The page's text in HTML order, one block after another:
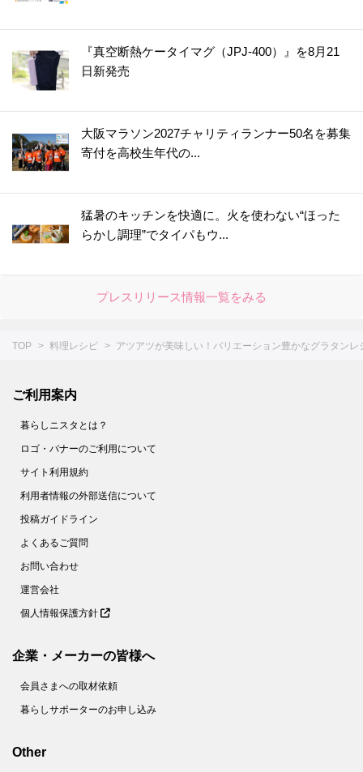
『真空断熱ケータイマグ（JPJ-400）』を8月21
日新発売
大阪マラソン2027チャリティランナー50名を募集
寄付を高校生年代の...
猛暑のキッチンを快適に。火を使わない“ほった
らかし調理”でタイパもウ...
プレスリリース情報一覧をみる
TOP 料理レシピ アツアツが美味しい！バリエーション豊かなグラタンレ
ご利用案内
暮らしニスタとは？
ロゴ・バナーのご利用について
サイト利用規約
利用者情報の外部送信について
投稿ガイドライン
よくあるご質問
お問い合わせ
運営会社
個人情報保護方針
企業・メーカーの皆様へ
会員さまへの取材依頼
暮らしサポーターのお申し込み
Other